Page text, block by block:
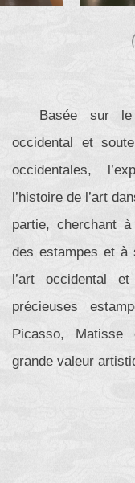
Basée sur
occidental et
occidentales,
l’histoire de l’art
partie, cherchant
des estampes et à
l’art occidental
précieuses
Picasso, Matisse
grande valeur